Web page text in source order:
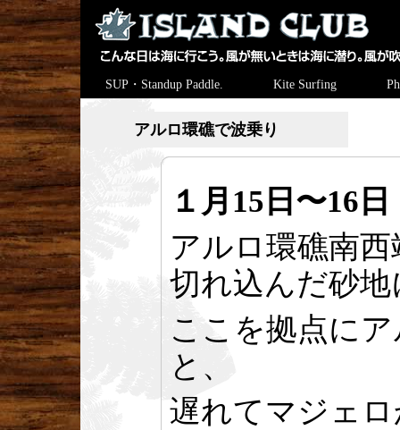
SUP・Standup Paddle. Kite Surfing
アルロ環礁で波乗り
１月15日〜16日
アルロ環礁南
切れ込んだ砂
ここを拠点に
と、
遅れてマジェ